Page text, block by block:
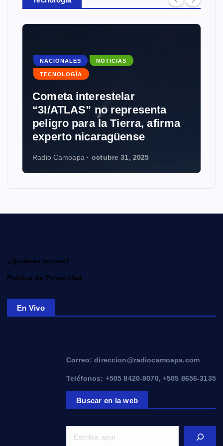
NOTICIAS TECNOLOGÍA
Grokipedia: Musk desafía a
Wikipedia con IA
Radio Camoapa octubre 28, 2025
¿Quiénes somos?
Política de Privacidad
En Vivo
Correo: direccion@radiocamoapa.com
Teléfonos: +505 8420-9070, +505 8656-3135
Buscar en la web